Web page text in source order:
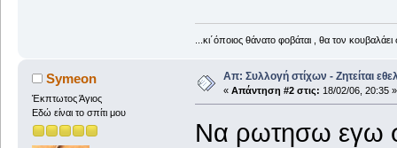
...κι΄όποιος θάνατο φοβάται , θα τον
Symeon
Έκπτωτος Άγιος
Εδώ είναι το σπίτι μου
Απ: Συλλογή στίχων - Ζητείται
« Απάντηση #2 στις: 18/02/06, 20:35 »
Να ρωτησω εγω